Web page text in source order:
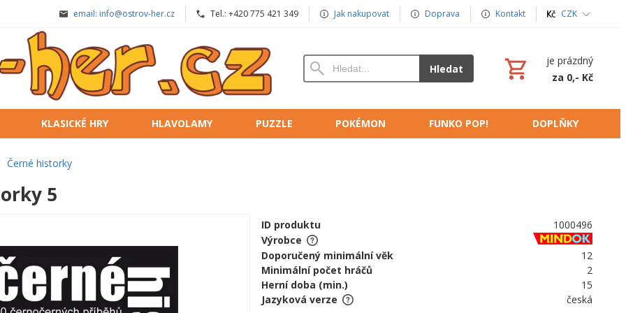
email: info@ostrov-her.cz Tel.: +420 775 421 349 Jak nakupovat Doprava Kontakt CZK
Hledat
je prázdný
za 0,- Kč
KLASICKÉ HRY HLAVOLAMY PUZZLE POKÉMON FUNKO POP! DOPLŇKY
Černé historky
5
ID produktu
1000496
Výrobce
Doporučený minimální věk
12
Minimální počet hráčů
2
Herní doba (min.)
15
Jazyková verze
česká